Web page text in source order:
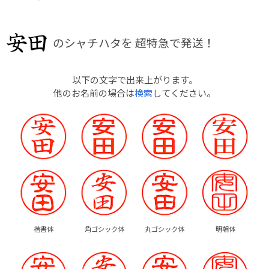
のシャチハタを 超特急で発送！
以下の文字で出来上がります。
他のお名前の場合は検索してください。
楷書体 角ゴシック体 丸ゴシック体 明朝体